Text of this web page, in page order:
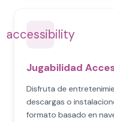
accessibility
Jugabilidad
Disfruta de
descargas o
formato basado en